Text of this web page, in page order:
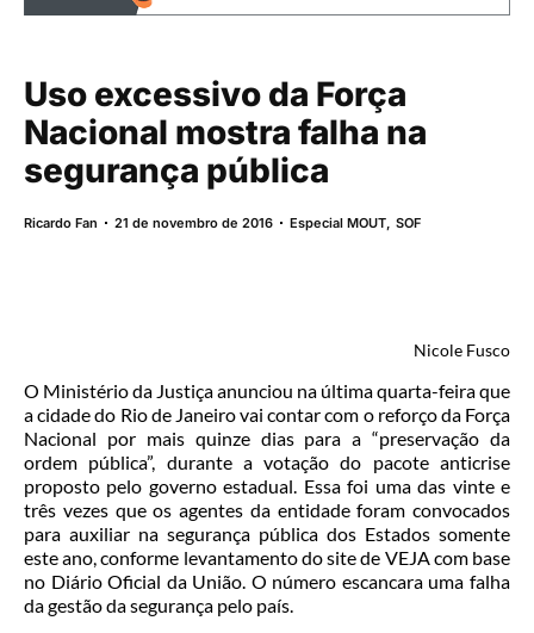
Uso excessivo da Força
Nacional mostra falha na
segurança pública
Ricardo Fan 21 de novembro de 2016 Especial MOUT,SOF
Nicole Fusco
O Ministério da Justiça anunciou na última quarta-feira que
a cidade do Rio de Janeiro vai contar com o reforço da Força
Nacional por mais quinze dias para a “preservação da
ordem pública”, durante a votação do pacote anticrise
proposto pelo governo estadual. Essa foi uma das vinte e
três vezes que os agentes da entidade foram convocados
para auxiliar na segurança pública dos Estados somente
este ano, conforme levantamento do site de VEJA com base
no Diário Oficial da União. O número escancara uma falha
da gestão da segurança pelo país.